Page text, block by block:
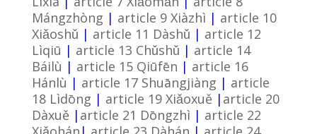
Mángzhòng | article 9 Xiàzhì | article 10
Xiǎoshǔ | article 11 Dàshǔ | article 12
Lìqiū | article 13 Chǔshǔ | article 14
Báilù | article 15 Qiūfēn | article 16
Hánlù | article 17 Shuāngjiàng | article
18 Lìdōng | article 19 Xiǎoxuě| article 20
Dàxuě| article 21 Dōngzhì | article 22